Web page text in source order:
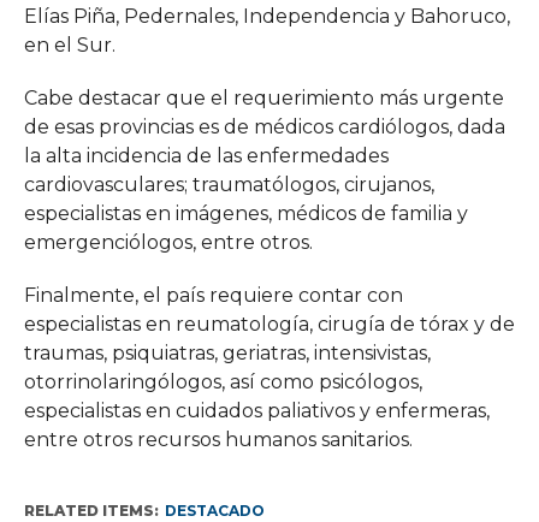
Elías Piña, Pedernales, Independencia y Bahoruco,
en el Sur.
Cabe destacar que el requerimiento más urgente
de esas provincias es de médicos cardiólogos, dada
la alta incidencia de las enfermedades
cardiovasculares; traumatólogos, cirujanos,
especialistas en imágenes, médicos de familia y
emergenciólogos, entre otros.
Finalmente, el país requiere contar con
especialistas en reumatología, cirugía de tórax y de
traumas, psiquiatras, geriatras, intensivistas,
otorrinolaringólogos, así como psicólogos,
especialistas en cuidados paliativos y enfermeras,
entre otros recursos humanos sanitarios.
RELATED ITEMS: DESTACADO